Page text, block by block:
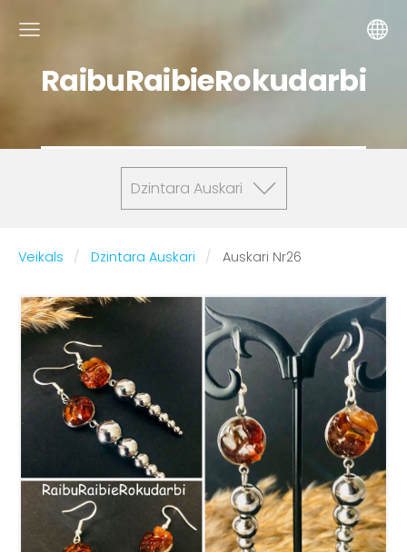
RaibuRaibieRokudarbi
Dzintara Auskari
Veikals Dzintara Auskari Auskari Nr26